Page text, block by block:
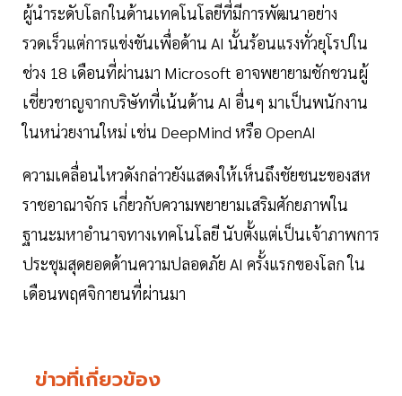
ผู้นำระดับโลกในด้านเทคโนโลยีที่มีการพัฒนาอย่าง
รวดเร็วแต่การแข่งขันเพื่อด้าน AI นั้นร้อนแรงทั่วยุโรปใน
ช่วง 18 เดือนที่ผ่านมา Microsoft อาจพยายามชักชวนผู้
เชี่ยวชาญจากบริษัทที่เน้นด้าน AI อื่นๆ มาเป็นพนักงาน
ในหน่วยงานใหม่ เช่น DeepMind หรือ OpenAI
ความเคลื่อนไหวดังกล่าวยังแสดงให้เห็นถึงชัยชนะของสห
ราชอาณาจักร เกี่ยวกับความพยายามเสริมศักยภาพใน
ฐานะมหาอำนาจทางเทคโนโลยี นับตั้งแต่เป็นเจ้าภาพการ
ประชุมสุดยอดด้านความปลอดภัย AI ครั้งแรกของโลก ใน
เดือนพฤศจิกายนที่ผ่านมา
ข่าวที่เกี่ยวข้อง